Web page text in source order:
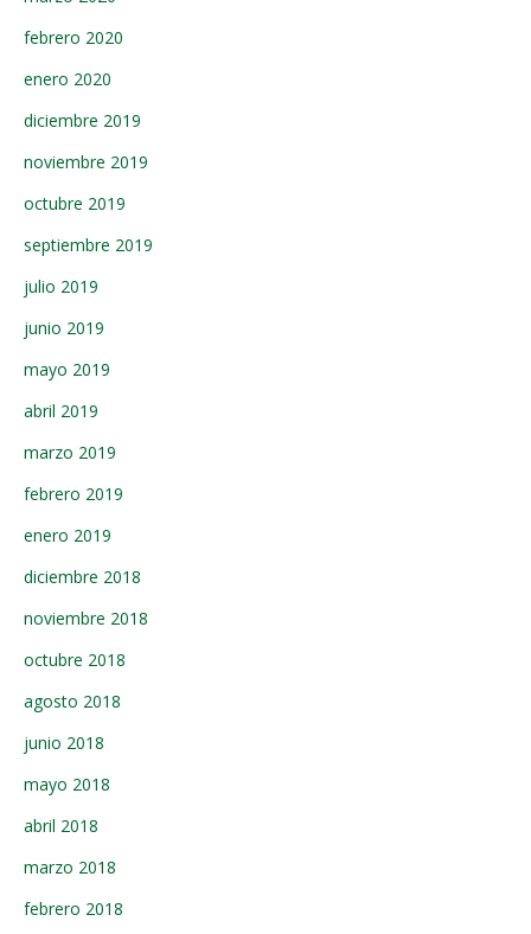
febrero 2020
enero 2020
diciembre 2019
noviembre 2019
octubre 2019
septiembre 2019
julio 2019
junio 2019
mayo 2019
abril 2019
marzo 2019
febrero 2019
enero 2019
diciembre 2018
noviembre 2018
octubre 2018
agosto 2018
junio 2018
mayo 2018
abril 2018
marzo 2018
febrero 2018